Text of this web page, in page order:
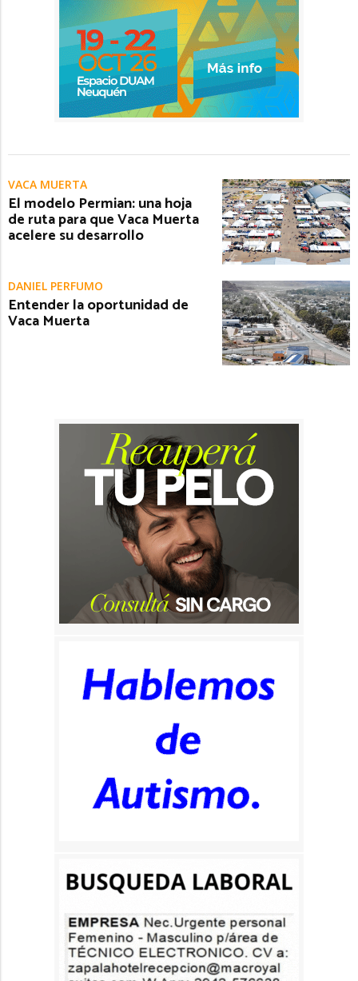
VACA MUERTA
El modelo Permian: una hoja
de ruta para que Vaca Muerta
acelere su desarrollo
DANIEL PERFUMO
Entender la oportunidad de
Vaca Muerta